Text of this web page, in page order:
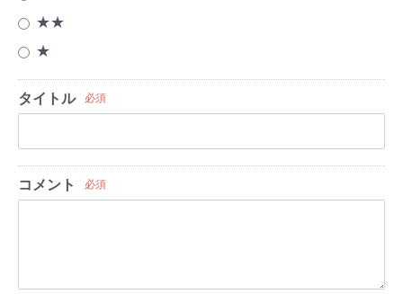
★★
★
タイトル 必須
コメント 必須